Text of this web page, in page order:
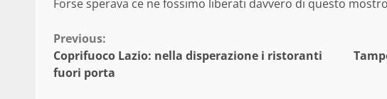
Forse sperava ce ne fossimo liberati davvero di questo
Continue
Reading
Previous:
Coprifuoco Lazio: nella disperazione i ristoranti
fuori porta